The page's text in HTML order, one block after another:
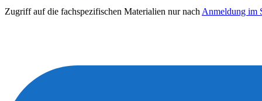
Zugriff auf die fachspezifischen Materialien nur nach Anmeldung im